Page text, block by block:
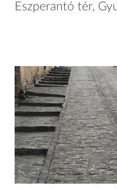
Eszperantó tér,